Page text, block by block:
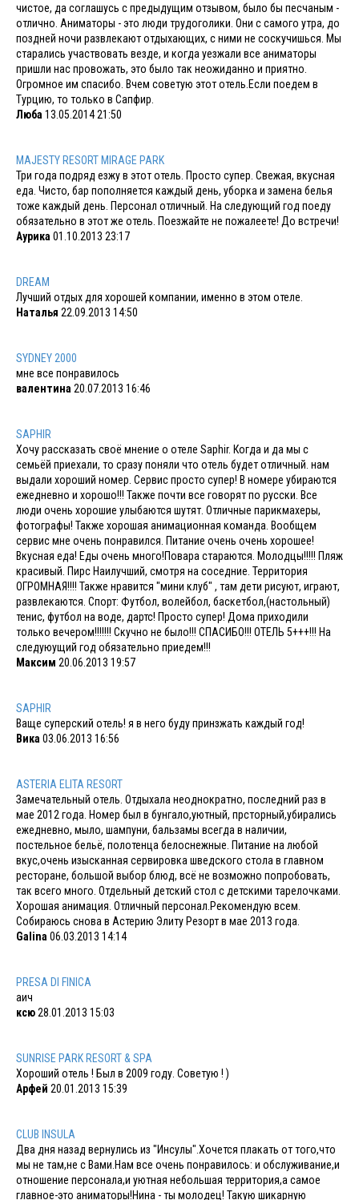
чистое, да соглашусь с предыдущим отзывом, было бы песчаным -
отлично. Аниматоры - это люди трудоголики. Они с самого утра, до
поздней ночи развлекают отдыхающих, с ними не соскучишься. Мы
старались участвовать везде, и когда уезжали все аниматоры
пришли нас провожать, это было так неожиданно и приятно.
Огромное им спасибо. Вчем советую этот отель.Если поедем в
Турцию, то только в Сапфир.
Люба 13.05.2014 21:50
MAJESTY RESORT MIRAGE PARK
Три года подряд езжу в этот отель. Просто супер. Свежая, вкусная
еда. Чисто, бар пополняется каждый день, уборка и замена белья
тоже каждый день. Персонал отличный. На следующий год поеду
обязательно в этот же отель. Поезжайте не пожалеете! До встречи!
Аурика 01.10.2013 23:17
DREAM
Лучший отдых для хорошей компании, именно в этом отеле.
Наталья 22.09.2013 14:50
SYDNEY 2000
мне все понравилось
валентина 20.07.2013 16:46
SAPHIR
Хочу рассказать своё мнение о отеле Saphir. Когда и да мы с
семьёй приехали, то сразу поняли что отель будет отличный. нам
выдали хороший номер. Сервис просто супер! В номере убираются
ежедневно и хорошо!!! Также почти все говорят по русски. Все
люди очень хорошие улыбаются шутят. Отличные парикмахеры,
фотографы! Также хорошая анимационная команда. Вообщем
сервис мне очень понравился. Питание очень очень хорошее!
Вкусная еда! Еды очень много!Повара стараются. Молодцы!!!!! Пляж
красивый. Пирс Наилучший, смотря на соседние. Территория
ОГРОМНАЯ!!!! Также нравится "мини клуб" , там дети рисуют, играют,
развлекаются. Спорт: Футбол, волейбол, баскетбол,(настольный)
тенис, футбол на воде, дартс! Просто супер! Дома приходили
только вечером!!!!!!! Скучно не было!!! СПАСИБО!!! ОТЕЛЬ 5+++!!! На
следуюущий год обязательно приедем!!!
Максим 20.06.2013 19:57
SAPHIR
Ваще суперский отель! я в него буду принзжать каждый год!
Вика 03.06.2013 16:56
ASTERIA ELITA RESORT
Замечательный отель. Отдыхала неоднократно, последний раз в
мае 2012 года. Номер был в бунгало,уютный, прсторный,убирались
ежедневно, мыло, шампуни, бальзамы всегда в наличии,
постельное бельё, полотенца белоснежные. Питание на любой
вкус,очень изысканная сервировка шведского стола в главном
ресторане, большой выбор блюд, всё не возможно попробовать,
так всего много. Отдельный детский стол с детскими тарелочками.
Хорошая анимация. Отличный персонал.Рекомендую всем.
Собираюсь снова в Астерию Элиту Резорт в мае 2013 года.
Galina 06.03.2013 14:14
PRESA DI FINICA
аич
ксю28.01.2013 15:03
SUNRISE PARK RESORT & SPA
Хороший отель ! Был в 2009 году. Советую ! )
Арфей 20.01.2013 15:39
CLUB INSULA
Два дня назад вернулись из "Инсулы".Хочется плакать от того,что
мы не там,не с Вами.Нам все очень понравилось: и обслуживание,и
отношение персонала,и уютная небольшая территория,а самое
главное-это аниматоры!Нина - ты молодец! Такую шикарную